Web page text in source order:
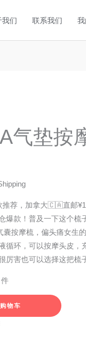
我们 联系我们
气垫按
推荐，加拿大🇨🇦直邮
爆款！普及一下这个梳
囊按摩梳，偏头痛女生
循环，可以按摩头皮，
厉害也可以选择这把梳
物车